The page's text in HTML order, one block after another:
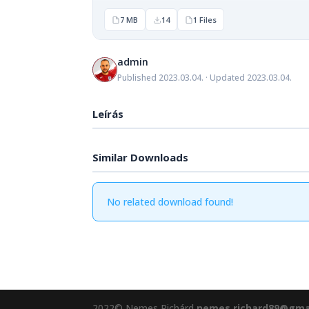
7 MB 14 1 Files
admin
Published 2023.03.04. · Updated 2023.03.04.
Leírás
Similar Downloads
No related download found!